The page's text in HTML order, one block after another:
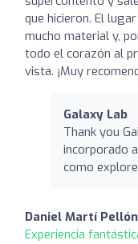
que hicieron. El
mucho material y,
todo el corazón al
vista. ¡Muy
Galaxy Lab
Thank you
incorporado
como
Daniel Martí Pellón
Experiencia